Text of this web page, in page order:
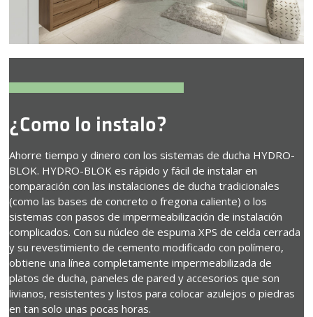
¿Como lo instalo?
Ahorre tiempo y dinero con los sistemas de ducha HYDRO-
BLOK. HYDRO-BLOK es rápido y fácil de instalar en
comparación con las instalaciones de ducha tradicionales
(como las bases de concreto o fregona caliente) o los
sistemas con pasos de impermeabilización de instalación
complicados. Con su núcleo de espuma XPS de celda cerrada
y su revestimiento de cemento modificado con polímero,
obtiene una línea completamente impermeabilizada de
platos de ducha, paneles de pared y accesorios que son
livianos, resistentes y listos para colocar azulejos o piedras
en tan solo unas pocas horas.